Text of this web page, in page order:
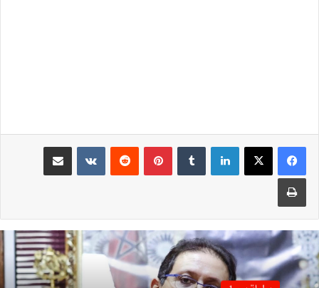
لينكدإن بينتيريست
مشاركة عبر البريد
طباعة